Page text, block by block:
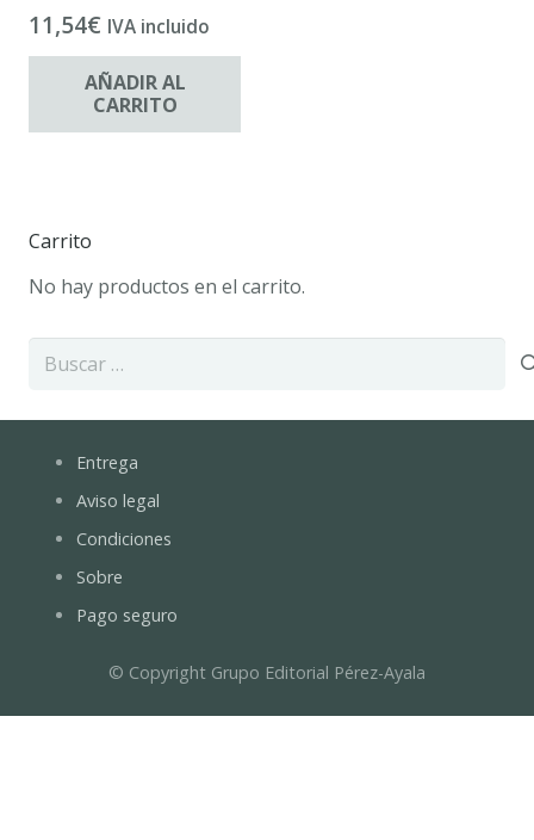
11,54€ IVA incluido
AÑADIR AL
CARRITO
Carrito
No hay productos en el carrito.
Buscar:
Entrega
Aviso legal
Condiciones
Sobre
Pago seguro
© Copyright Grupo Editorial Pérez-Ayala